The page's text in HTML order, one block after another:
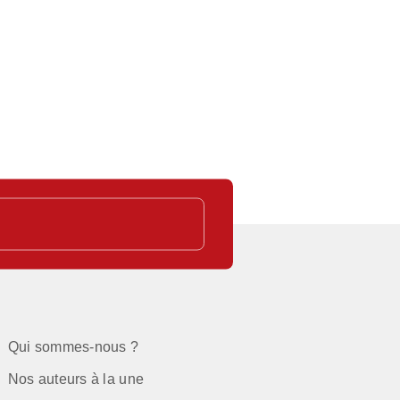
Qui sommes-nous ?
Nos auteurs à la une